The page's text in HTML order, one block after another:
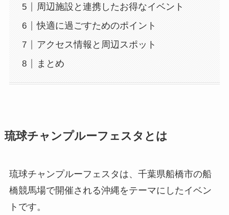
周辺施設と連携したお得なイベント
快適に過ごすためのポイント
アクセス情報と周辺スポット
まとめ
琉球チャンプルーフェスタとは
琉球チャンプルーフェスタは、千葉県船橋市の船
橋競馬場で開催される沖縄をテーマにしたイベン
トです。